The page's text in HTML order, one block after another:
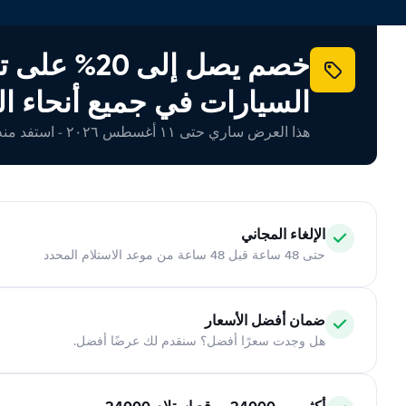
خصم يصل إلى 20%
السيارات في جميع أنحاء
هذا العرض ساري حتى ١١ أغسطس ٢٠٢٦ - استفد منه اليوم!
الإلغاء المجاني
حتى 48 ساعة قبل 48 ساعة من موعد الاستلام المحدد
ضمان أفضل الأسعار
هل وجدت سعرًا أفضل؟ سنقدم لك عرضًا أفضل.